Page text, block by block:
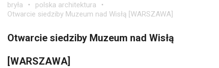
bryła
polska architektura
Otwarcie siedziby Muzeum nad Wisłą [WARSZAWA]
Otwarcie siedziby Muzeum nad Wisłą
[WARSZAWA]